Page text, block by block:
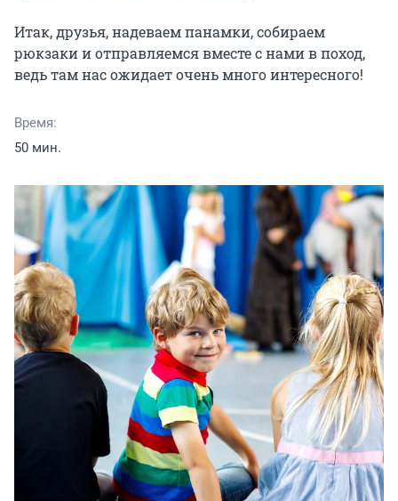
Итак, друзья, надеваем панамки, собираем
рюкзаки и отправляемся вместе с нами в поход,
ведь там нас ожидает очень много интересного!
Время:
50 мин.